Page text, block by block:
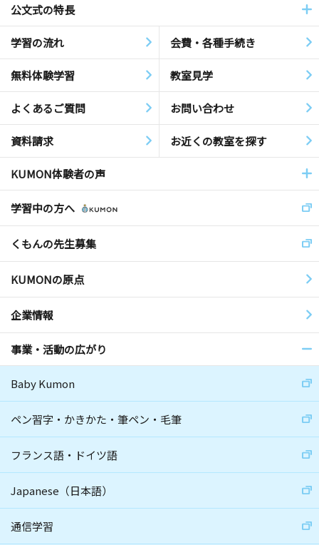
公文式の特長
学習の流れ 会費・各種手続き
無料体験学習 教室見学
よくあるご質問 お問い合わせ
資料請求 お近くの教室を探す
KUMON体験者の声
学習中の方へ
くもんの先生募集
KUMONの原点
企業情報
事業・活動の広がり
Baby Kumon
ペン習字・かきかた・筆ペン・毛筆
フランス語・ドイツ語
Japanese（日本語）
通信学習